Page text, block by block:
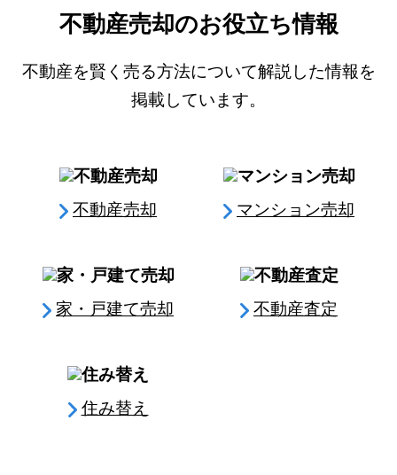
不動産売却のお役立ち情報
不動産を賢く売る方法について解説した情報を
掲載しています。
不動産売却 マンション売却
家・戸建て売却 不動産査定
住み替え